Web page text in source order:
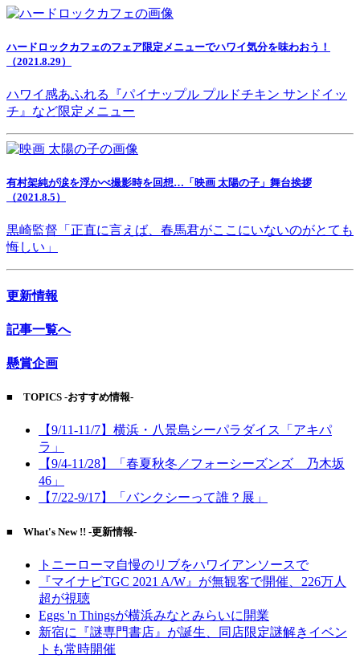
ハードロックカフェのフェア限定メニューでハワイ気分を味わおう！
（2021.8.29）
ハワイ感あふれる『パイナップル プルドチキン サンドイッ
チ』など限定メニュー
有村架純が涙を浮かべ撮影時を回想…「映画 太陽の子」舞台挨拶
（2021.8.5）
黒崎監督「正直に言えば、春馬君がここにいないのがとても
悔しい」
更新情報
記事一覧へ
懸賞企画
■ TOPICS -おすすめ情報-
【9/11-11/7】横浜・八景島シーパラダイス「アキパ
ラ」
【9/4-11/28】「春夏秋冬／フォーシーズンズ 乃木坂
46」
【7/22-9/17】「バンクシーって誰？展」
■ What's New !! -更新情報-
トニーローマ自慢のリブをハワイアンソースで
『マイナビTGC 2021 A/W』が無観客で開催、226万人
超が視聴
Eggs 'n Thingsが横浜みなとみらいに開業
新宿に『謎専門書店』が誕生、同店限定謎解きイベン
トも常時開催